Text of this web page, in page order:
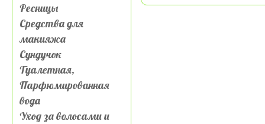
Ресницы
Средства для
макияжа
Сундучок
Туалетная,
Парфюмированная
вода
Уход за волосами и